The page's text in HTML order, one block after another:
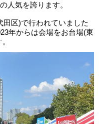
人気を誇ります。
田区)で行われていました
年からは会場をお台場(東